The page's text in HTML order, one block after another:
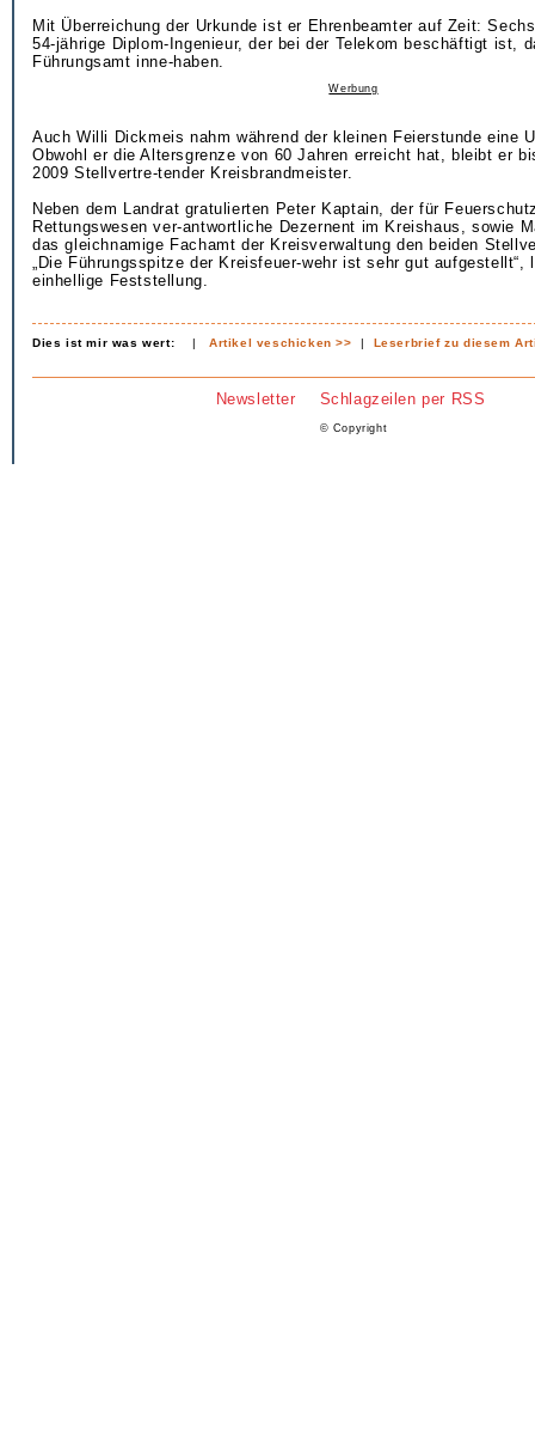
Mit Überreichung der Urkunde ist er Ehrenbeamter auf Zeit:
54-jährige Diplom-Ingenieur, der bei der Telekom beschäftigt ist,
Führungsamt inne-haben.
Werbung
Auch Willi Dickmeis nahm während der kleinen Feierstunde eine
Obwohl er die Altersgrenze von 60 Jahren erreicht hat, bleibt er
2009 Stellvertre-tender Kreisbrandmeister.
Neben dem Landrat gratulierten Peter Kaptain, der für
Rettungswesen ver-antwortliche Dezernent im Kreishaus, sowie
das gleichnamige Fachamt der Kreisverwaltung den beiden
„Die Führungsspitze der Kreisfeuer-wehr ist sehr gut aufgestellt“,
einhellige Feststellung.
Dies ist mir was wert: |Artikel veschicken >> | Leserbrief zu diesem
Newsletter Schlagzeilen per RSS
© Copyright